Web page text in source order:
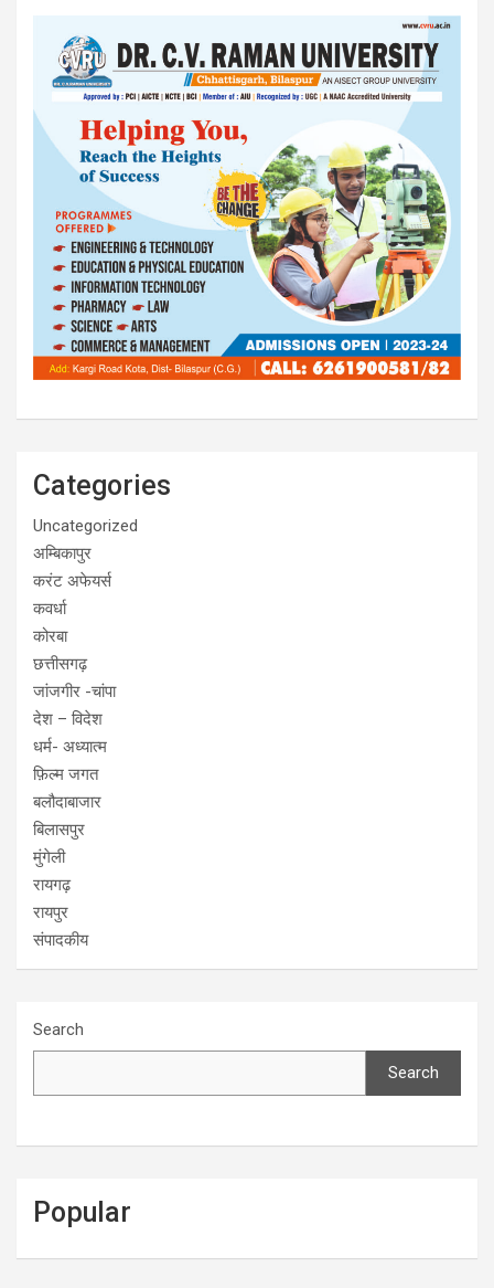
Categories
Uncategorized
अम्बिकापुर
करंट अफेयर्स
कवर्धा
कोरबा
छत्तीसगढ़
जांजगीर -चांपा
देश – विदेश
धर्म- अध्यात्म
फ़िल्म जगत
बलौदाबाजार
बिलासपुर
मुंगेली
रायगढ़
रायपुर
संपादकीय
Search
Search
Popular